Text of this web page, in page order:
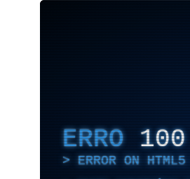
ERRO 100
ERROR ON